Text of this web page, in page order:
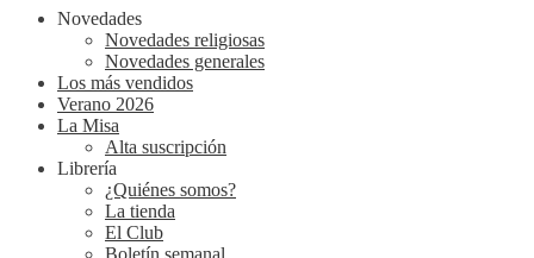
Novedades
Novedades religiosas
Novedades generales
Los más vendidos
Verano 2026
La Misa
Alta suscripción
Librería
¿Quiénes somos?
La tienda
El Club
Boletín semanal